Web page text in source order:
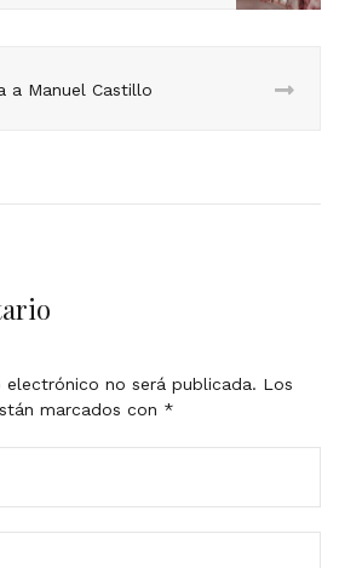
a Manuel Castillo
no será publicada. Los
marcados con *